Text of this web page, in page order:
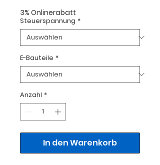
3% Onlinerabatt
Steuerspannung *
E-Bauteile *
Anzahl *
In den Warenkorb